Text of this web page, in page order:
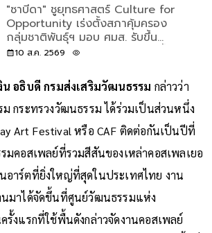
"ซาบีดา" ชูยุทธศาสตร์ Culture for
Opportunity เร่งตั้งสภาคุ้มครอง
กลุ่มชาติพันธุ์ฯ มอบ ศมส. รับขึ้น
ทะเบียนกลุ่มชาติพันธุ์ถึง 27 ส.ค.นี้
10 ส.ค. 2569
น อธิบดี กรมส่งเสริมวัฒนธรรม กล่าวว่า
ม กระทรวงวัฒนธรรม ได้ร่วมเป็นส่วนหนึ่ง
Art Festival หรือ CAF ติดต่อกันเป็นปีที่
มคอสเพลย์ที่รวมสีสันของเหล่าคอสเพลเยอ
าร์ตที่ยิ่งใหญ่ที่สุดในประเทศไทย งาน
นมาได้จัดขึ้นที่ศูนย์วัฒนธรรมแห่ง
รั้งแรกที่ใช้พื้นดังกล่าวจัดงานคอสเพลย์